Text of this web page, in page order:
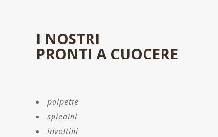
I NOSTRI
PRONTI A CUOCERE
polpette
spiedini
involtini